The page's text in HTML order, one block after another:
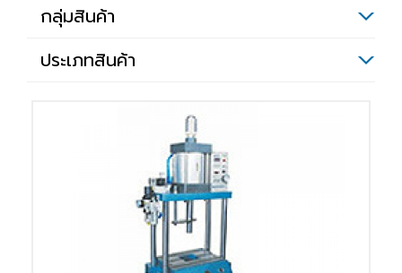
กลุ่มสินค้า
ประเภทสินค้า